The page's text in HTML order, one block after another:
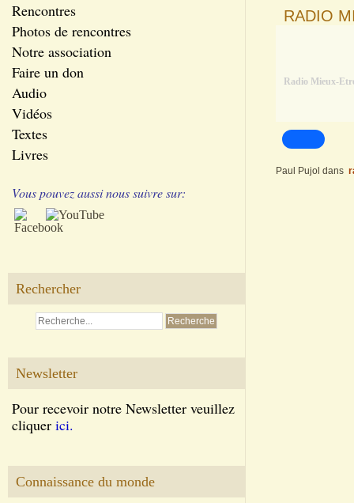
Rencontres
Photos de rencontres
Notre association
Faire un don
Audio
Vidéos
Textes
Livres
Vous pouvez aussi nous suivre sur:
Rechercher
Newsletter
Pour recevoir notre Newsletter veuillez
cliquer ici.
Connaissance du monde
RADIO
Radio Mieux-
Paul Pujol dans